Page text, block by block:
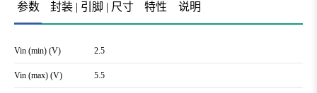
参数 封装 | 引脚 | 尺寸 特性 说明
Vin (min) (V) 2.5
Vin (max) (V) 5.5